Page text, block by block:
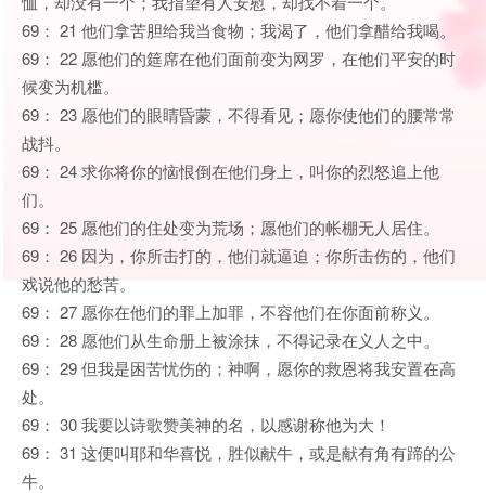
69： 21 他们拿苦胆给我当食物；我渴了，他们拿醋给我喝。
69： 22 愿他们的筵席在他们面前变为网罗，在他们平安的时
候变为机槛。
69： 23 愿他们的眼睛昏蒙，不得看见；愿你使他们的腰常常
战抖。
69： 24 求你将你的恼恨倒在他们身上，叫你的烈怒追上他
们。
69： 25 愿他们的住处变为荒场；愿他们的帐棚无人居住。
69： 26 因为，你所击打的，他们就逼迫；你所击伤的，他们
戏说他的愁苦。
69： 27 愿你在他们的罪上加罪，不容他们在你面前称义。
69： 28 愿他们从生命册上被涂抹，不得记录在义人之中。
69： 29 但我是困苦忧伤的；神啊，愿你的救恩将我安置在高
处。
69： 30 我要以诗歌赞美神的名，以感谢称他为大！
69： 31 这便叫耶和华喜悦，胜似献牛，或是献有角有蹄的公
牛。